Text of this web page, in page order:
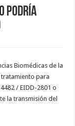
podría
Biomédicas de la
tratamiento para
/ EIDD-2801 o
la transmisión del